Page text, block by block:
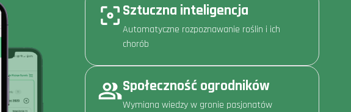
Sztuczna inteligencja
Automatyczne rozpoznawanie roślin i ich
chorób
Społeczność ogrodników
Wymiana wiedzy w gronie pasjonatów